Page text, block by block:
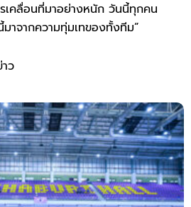
เคลื่อนที่มาอย่างหนัก วันนี้ทุกคน
าจากความทุ่มเทของทั้งทีม”
ว